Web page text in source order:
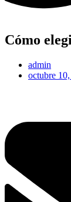
Cómo
admin
octubre